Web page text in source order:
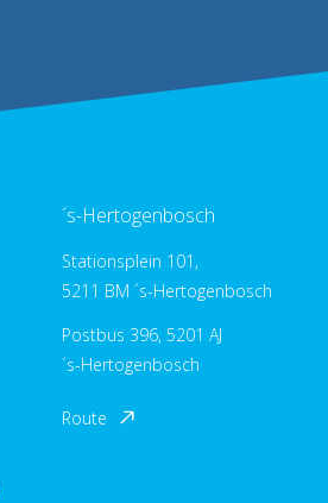
´s-Hertogenbosch
Stationsplein 101,
5211 BM ´s-Hertogenbosch
Postbus 396, 5201 AJ
´s-Hertogenbosch
Route